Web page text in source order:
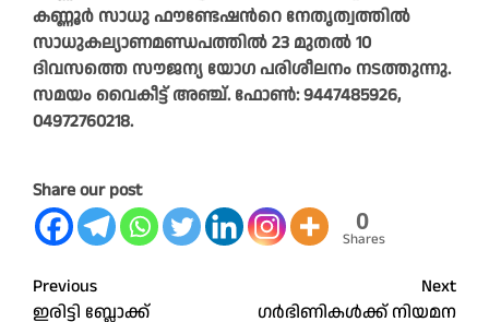
കണ്ണൂർ സാധു ഫൗണ്ടേഷന്‍റെ നേതൃത്വത്തിൽ
സാധുകല്യാണമണ്ഡപത്തിൽ 23 മുതൽ 10
ദിവസത്തെ സൗജന്യ യോഗ പരിശീലനം നടത്തുന്നു.
സമയം വൈകീട്ട് അഞ്ച്. ഫോൺ: 9447485926,
04972760218.
Share our post
0
Shares
Post
Previous
ഇരിട്ടി ബ്ലോക്ക്
Next
ഗര്‍ഭിണികള്‍ക്ക് നിയമന